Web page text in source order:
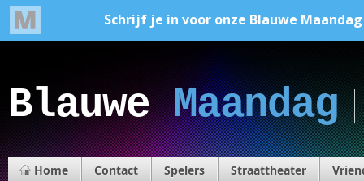
BlauweMaandag
Home Contact Spelers Straattheater